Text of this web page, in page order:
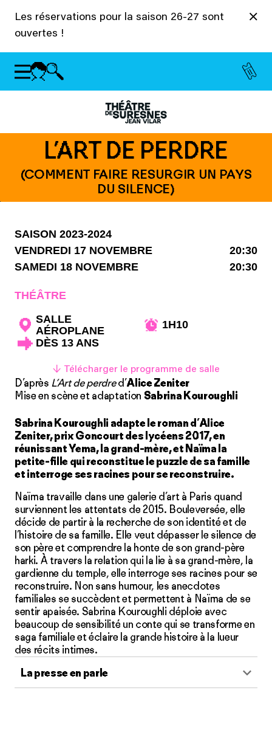
Les réservations pour la saison 26-27 sont
ouvertes !
L’ART DE PERDRE
(COMMENT FAIRE RESURGIR UN PAYS
DU SILENCE)
SAISON 2023-2024
VENDREDI 17 NOVEMBRE
20:30
SAMEDI 18 NOVEMBRE
20:30
THÉÂTRE
SALLE
AÉROPLANE
1H10
DÈS 13 ANS
↓ Télécharger le programme de salle
D’après L’Art de perdred’Alice Zeniter
Mise en scène et adaptation Sabrina Kouroughli
Sabrina Kouroughli adapte le roman d’Alice
Zeniter, prix Goncourt des lycéens 2017, en
réunissant Yema, la grand-mère, et Naïma la
petite-fille qui reconstitue le puzzle de sa famille
et interroge ses racines pour se reconstruire.
Naïma travaille dans une galerie d’art à Paris quand
surviennent les attentats de 2015. Bouleversée, elle
décide de partir à la recherche de son identité et de
l’histoire de sa famille. Elle veut dépasser le silence de
son père et comprendre la honte de son grand-père
harki. À travers la relation qui la lie à sa grand-mère, la
gardienne du temple, elle interroge ses racines pour se
reconstruire. Non sans humour, les anecdotes
familiales se succèdent et permettent à Naïma de se
sentir apaisée. Sabrina Kouroughli déploie avec
beaucoup de sensibilité un conte qui se transforme en
saga familiale et éclaire la grande histoire à la lueur
des récits intimes.
La presse en parle